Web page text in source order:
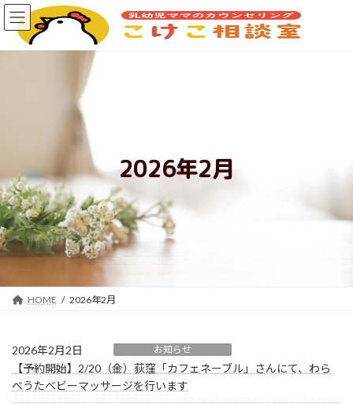
コ
ン
ン
ナ
ビ
ー
2026年2月
HOME 2026年2月
2026年2月2日 お知らせ
【予約開始】2/20（金）荻窪「カフェネーブル」さんにて、わら
べうたベビーマッサージを行います